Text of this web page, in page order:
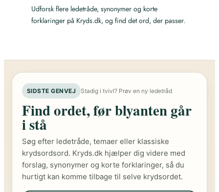
Udforsk flere ledetråde, synonymer og korte
forklaringer på Kryds.dk, og find det ord, der passer.
SIDSTE GENVEJ Stadig i tvivl? Prøv en ny ledetråd
Find ordet, før blyanten går
i stå
Søg efter ledetråde, temaer eller klassiske
krydsordsord. Kryds.dk hjælper dig videre med
forslag, synonymer og korte forklaringer, så du
hurtigt kan komme tilbage til selve krydsordet.